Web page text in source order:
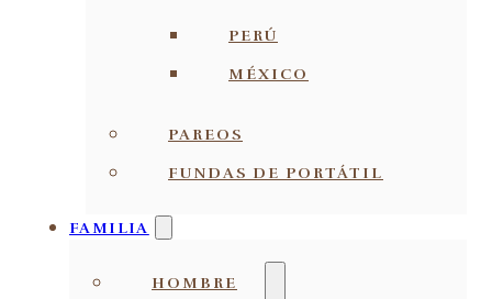
PERÚ
MÉXICO
PAREOS
FUNDAS DE PORTÁTIL
FAMILIA
HOMBRE